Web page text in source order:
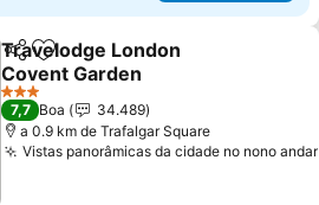
PartilharAdicionar aos favoritos
Travelodge London
Covent Garden
Ver preços
3 Estrelas
7,7 Boa
34.489
a 0.9 km de Trafalgar Square
Vistas panorâmicas da cidade no nono andar